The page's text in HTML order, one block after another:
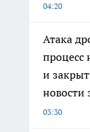
04:20
Атака
процесс
и
новости
03:30